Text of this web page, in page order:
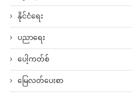
နိုင်ငံရေး
ပညာရေး
ပေါ့ကတ်စ်
မြေလတ်ပေးစာ